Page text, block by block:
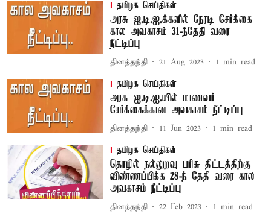
தமிழக செய்திகள்
அரசு ஐ.டி.ஐ.க்களில் நேரடி சேர்க்கை
கால அவகாசம் 31-ந்தேதி வரை
நீட்டிப்பு
தினத்தந்தி 21 Aug 2023 1 min read
தமிழக செய்திகள்
அரசு ஐ.டி.ஐ.யில் மாணவர்
சேர்க்கைக்கான அவகாசம் நீட்டிப்பு
தினத்தந்தி 11 Jun 2023 1 min read
தமிழக செய்திகள்
தொழில் நல்லுறவு பரிசு திட்டத்திற்கு
விண்ணப்பிக்க 28-ந் தேதி வரை கால
அவகாசம் நீட்டிப்பு
தினத்தந்தி 22 Feb 2023 1 min read